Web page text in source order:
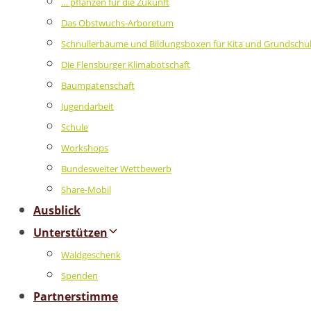
Das Obstwuchs-Arboretum
Schnullerbäume und Bildungsboxen für Kita und
Die Flensburger Klimabotschaft
Baumpatenschaft
Jugendarbeit
Schule
Workshops
Bundesweiter Wettbewerb
Share-Mobil
Ausblick
Unterstützen
Waldgeschenk
Spenden
Partnerstimme